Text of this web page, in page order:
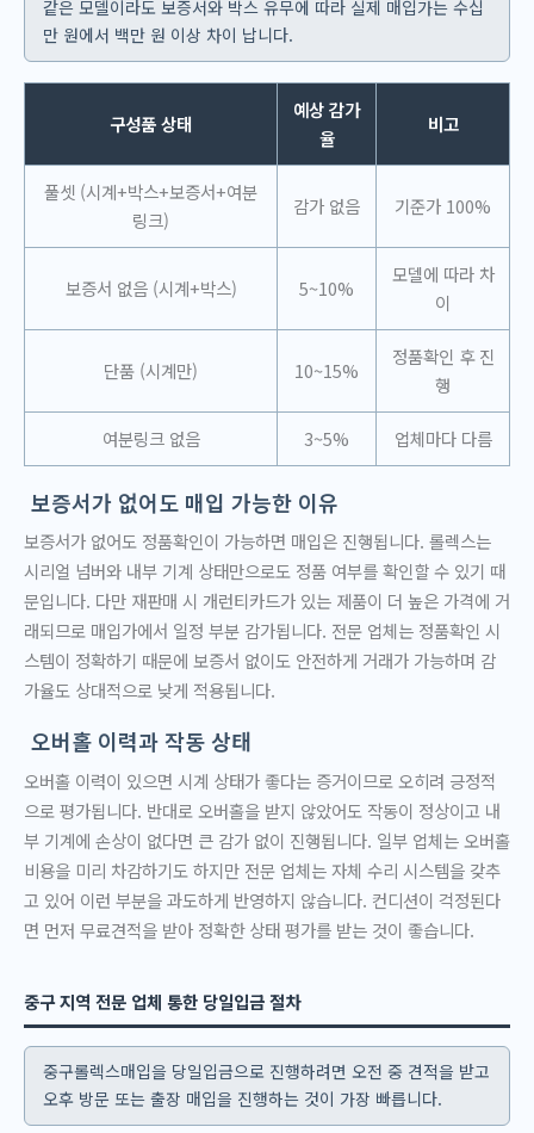
같은 모델이라도 보증서와 박스 유무에 따라 실제 매입가는 수십
만 원에서 백만 원 이상 차이 납니다.
구성품 상태
예상 감가
율
비고
풀셋 (시계+박스+보증서+여분
링크)
감가 없음 기준가 100%
보증서 없음 (시계+박스) 5~10%
모델에 따라 차
이
단품 (시계만) 10~15%
정품확인 후 진
행
여분링크 없음 3~5% 업체마다 다름
보증서가 없어도 매입 가능한 이유
보증서가 없어도 정품확인이 가능하면 매입은 진행됩니다. 롤렉스는
시리얼 넘버와 내부 기계 상태만으로도 정품 여부를 확인할 수 있기 때
문입니다. 다만 재판매 시 개런티카드가 있는 제품이 더 높은 가격에 거
래되므로 매입가에서 일정 부분 감가됩니다. 전문 업체는 정품확인 시
스템이 정확하기 때문에 보증서 없이도 안전하게 거래가 가능하며 감
가율도 상대적으로 낮게 적용됩니다.
오버홀 이력과 작동 상태
오버홀 이력이 있으면 시계 상태가 좋다는 증거이므로 오히려 긍정적
으로 평가됩니다. 반대로 오버홀을 받지 않았어도 작동이 정상이고 내
부 기계에 손상이 없다면 큰 감가 없이 진행됩니다. 일부 업체는 오버홀
비용을 미리 차감하기도 하지만 전문 업체는 자체 수리 시스템을 갖추
고 있어 이런 부분을 과도하게 반영하지 않습니다. 컨디션이 걱정된다
면 먼저 무료견적을 받아 정확한 상태 평가를 받는 것이 좋습니다.
중구 지역 전문 업체 통한 당일입금 절차
중구롤렉스매입을 당일입금으로 진행하려면 오전 중 견적을 받고
오후 방문 또는 출장 매입을 진행하는 것이 가장 빠릅니다.